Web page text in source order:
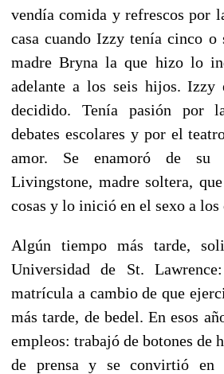
vendía comida y refrescos por
casa cuando Izzy tenía cinco o
madre Bryna la que hizo lo
adelante a los seis hijos. Izzy
decidido. Tenía pasión por
debates escolares y por el
amor. Se enamoró de su
Livingstone, madre soltera,
cosas y lo inició en el sexo a los
Algún tiempo más tarde,
Universidad de St.
matrícula a cambio de que
más tarde, de bedel. En esos
empleos: trabajó de botones de
de prensa y se convirtió en